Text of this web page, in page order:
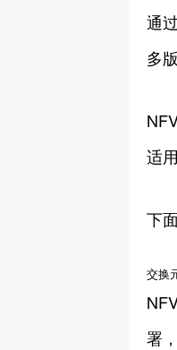
通
多
适
下
交换
署